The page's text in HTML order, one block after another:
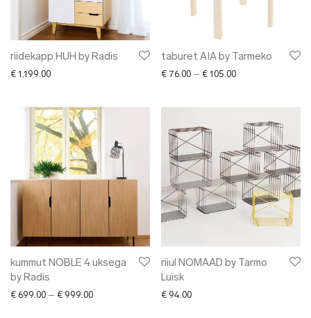
riidekapp HUH by Radis
€ 1,199.00
taburet AIA by Tarmeko
€ 76.00 – € 105.00Price range: €
kummut NOBLE 4 uksega
by Radis
€ 699.00 – € 999.00Price range: € 699.00 through € 999.00
riiul NOMAAD by Tarmo
Luisk
€ 94.00